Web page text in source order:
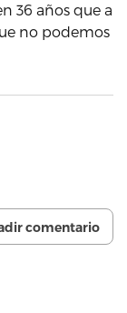
36 años que a
no podemos
comentario